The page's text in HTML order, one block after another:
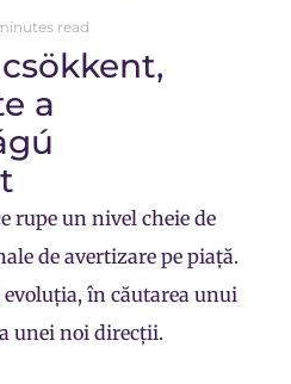
read
a
rupe un nivel cheie de
de avertizare pe piață.
în căutarea unui
unei noi direcții.